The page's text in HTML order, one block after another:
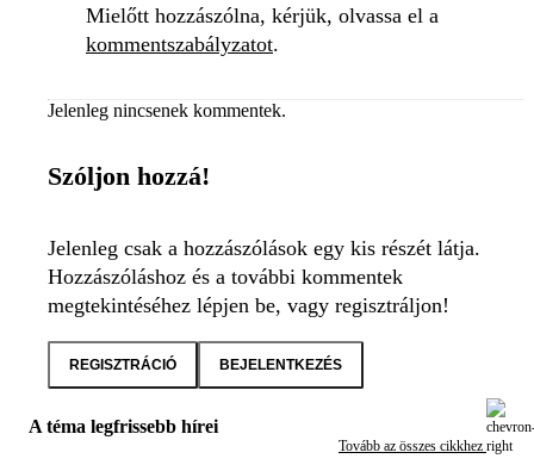
Mielőtt hozzászólna, kérjük, olvassa el a
kommentszabályzatot.
Jelenleg nincsenek kommentek.
Szóljon hozzá!
Jelenleg csak a hozzászólások egy kis részét látja.
Hozzászóláshoz és a további kommentek
megtekintéséhez lépjen be, vagy regisztráljon!
REGISZTRÁCIÓ BEJELENTKEZÉS
A téma legfrissebb hírei
Tovább az összes cikkhez